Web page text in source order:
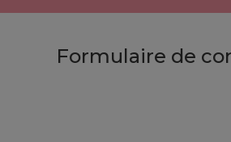
Formulaire de